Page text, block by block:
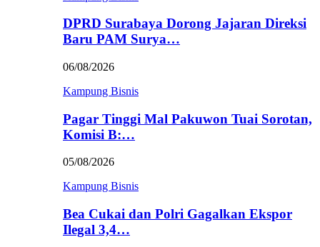
DPRD Surabaya Dorong Jajaran Direksi
Baru PAM Surya…
06/08/2026
Kampung Bisnis
Pagar Tinggi Mal Pakuwon Tuai Sorotan,
Komisi B:…
05/08/2026
Kampung Bisnis
Bea Cukai dan Polri Gagalkan Ekspor
Ilegal 3,4…